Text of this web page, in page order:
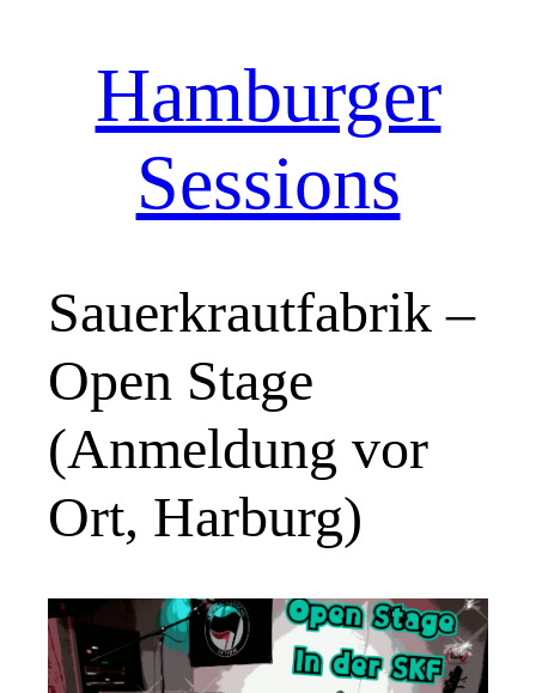
Hamburger
Sessions
Sauerkrautfabrik –
Open Stage
(Anmeldung vor
Ort, Harburg)